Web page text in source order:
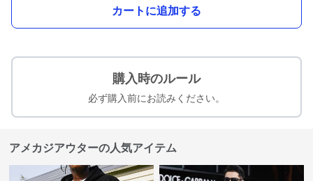
カートに追加する
購入時のルール
必ず購入前にお読みください。
アメカジアウターの人気アイテム